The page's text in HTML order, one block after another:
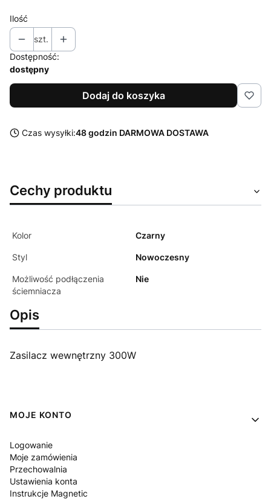
Ilość
szt.
Dostępność:
dostępny
Dodaj do koszyka
Czas wysyłki:48 godzin DARMOWA DOSTAWA
Cechy produktu
Kolor Czarny
Styl Nowoczesny
Możliwość podłączenia
ściemniacza
Nie
Opis
Zasilacz wewnętrzny 300W
Linki w stopce
MOJE KONTO
Logowanie
Moje zamówienia
Przechowalnia
Ustawienia konta
Instrukcje Magnetic